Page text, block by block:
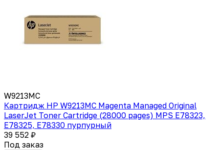
W9213MC
Картридж HP W9213MC Magenta Managed Original
LaserJet Toner Cartridge (28000 pages) MPS E78323,
E78325, E78330 пурпурный
39 552 ₽
Под заказ